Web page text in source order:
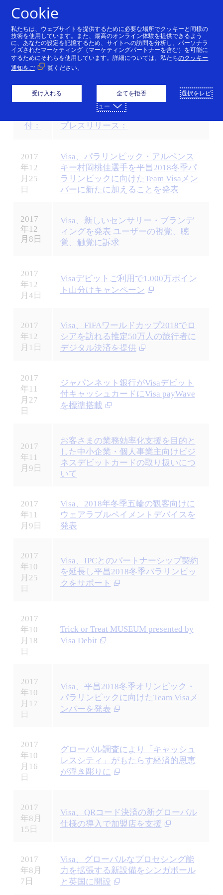
プレスリリース (2017)
の
ニ
を
お
届
ま
す
付：
プレスリリース：
2017
年12
月25
日
Visa、パラリンピック・アルペンス
キー村岡桃佳選手を平昌2018冬季パ
ラリンピックに向けたTeam Visaメン
バーに新たに加えることを発表
2017
年12
月8日
Visa、新しいセンサリー・ブランデ
ィングを発表 ユーザーの視覚、聴
覚、触覚に訴求
2017
年12
月4日
Visaデビットご利用で1,000万ポイン
ト山分けキャンペーン
2017
年12
月1日
Visa、FIFAワールドカップ2018でロ
シアを訪れる推定50万人の旅行者に
デジタル決済を提供
2017
年11
月27
日
ジャパンネット銀行がVisaデビット
付キャッシュカードにVisa payWave
を標準搭載
2017
年11
月9日
お客さまの業務効率化支援を目的と
した中小企業・個人事業主向けビジ
ネスデビットカードの取り扱いにつ
いて
2017
年11
月9日
Visa、2018年冬季五輪の観客向けに
ウェアラブルペイメントデバイスを
発表
2017
年10
月25
日
Visa、IPCとのパートナーシップ契約
を延長し平昌2018冬季パラリンピッ
クをサポート
2017
年10
月18
日
Trick or Treat MUSEUM presented by
Visa Debit
2017
年10
月17
日
Visa、平昌2018冬季オリンピック・
パラリンピックに向けたTeam Visaメ
ンバーを発表
2017
年10
月16
日
グローバル調査により「キャッシュ
レスシティ」がもたらす経済的恩恵
が浮き彫りに
2017
年8月
15日
Visa、QRコード決済の新グローバル
仕様の導入で加盟店を支援
2017
年8月
7日
Visa、グローバルなプロセシング能
力を拡張する新設備をシンガポール
と英国に開設
Cookie
私たちは、ウェブサイトを提供するために必要な場所でクッキーと同様の
技術を使用しています。また、最高のオンライン体験を提供できるよう
に、あなたの設定を記憶するため、サイトへの訪問を分析し、パーソナラ
イズされたマーケティング（マーケティングパートナーを含む）を可能に
するためにそれらを使用しています。詳細については、私たちのクッキー
通知をご
覧ください。
受け入れる 全てを拒否
選択をレビ
ュー